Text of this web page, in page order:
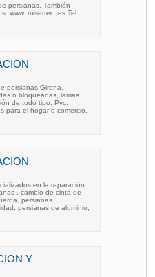
persianas. También
www. misertec. es Tel.
persianas Girona.
o bloqueadas, lamas
de todo tipo. Pvc.
para el hogar o comercio.
en la reparación
, cambio de cinta de
persianas
persianas de aluminio,
Y